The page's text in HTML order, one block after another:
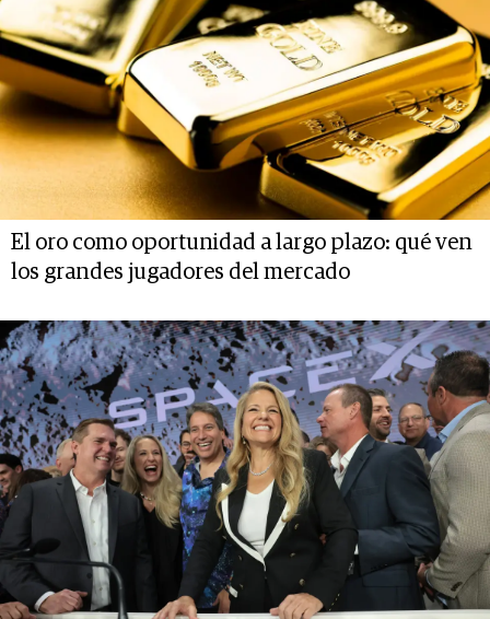
El oro como oportunidad a largo plazo: qué ven
los grandes jugadores del mercado